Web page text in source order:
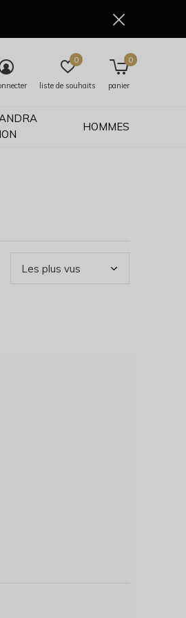
HOMMES
liste de souhaits
0
panier
0